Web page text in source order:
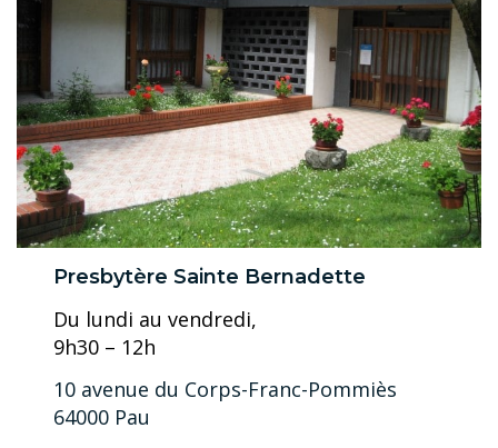
Presbytère Sainte Bernadette
Du lundi au vendredi,
9h30 – 12h
10 avenue du Corps-Franc-Pommiès
64000 Pau